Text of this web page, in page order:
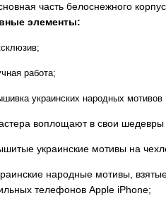
часть белоснежного
элементы:
работа;
украинских народных
воплощают в свои
украинские мотивы на
народные мотивы,
телефонов Apple iPhone;